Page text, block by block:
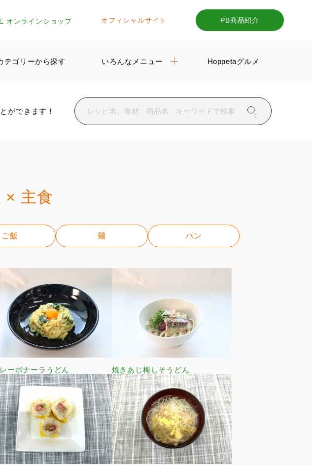
オンラインショップ オフィシャルサイト PB商品紹介
テゴリーから探す いろんなメニュー Hoppetaグルメ
ができます！
× 主食
ご飯 麺 パン
ーボナーラうどん 焼きあじ梅しそうどん